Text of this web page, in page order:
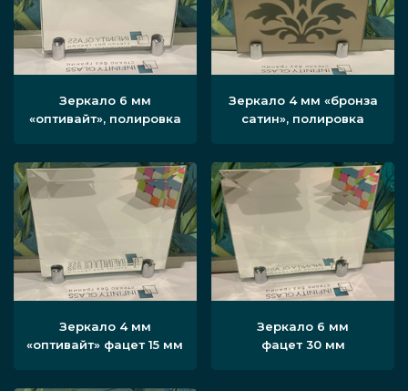
Зеркало 6 мм
«оптивайт», полировка
Зеркало 4 мм «бронза
сатин», полировка
Зеркало 4 мм
«оптивайт» фацет 15 мм
Зеркало 6 мм
фацет 30 мм